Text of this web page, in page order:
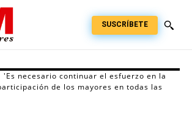
SUSCRÍBETE
'Es necesario continuar el esfuerzo en la
de los mayores en todas las